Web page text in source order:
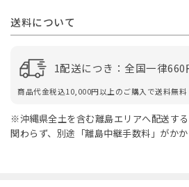
送料について
1配送につき：全国一律660
商品代金税込10,000円以上のご購入で送料無料
※沖縄県全土を含む離島エリアへ配送す
関わらず、別途「離島中継手数料」がかか